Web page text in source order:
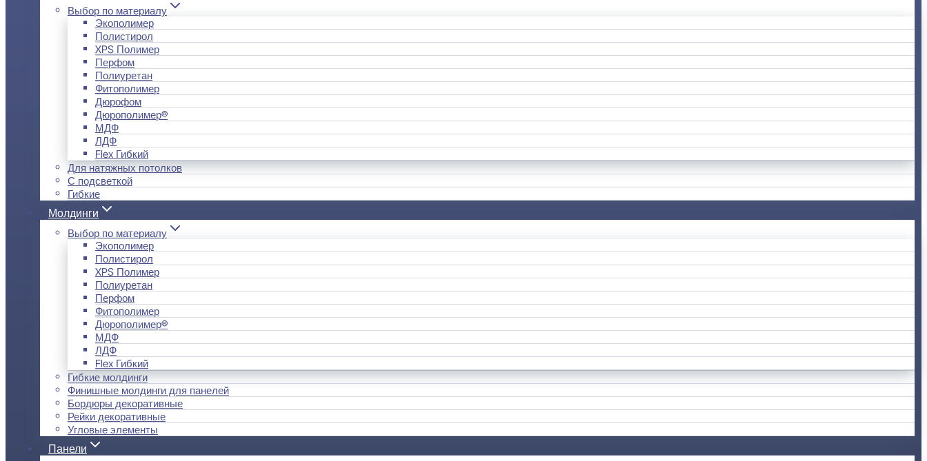
Выбор по материалу
Экополимер
Полистирол
XPS Полимер
Перфом
Полиуретан
Фитополимер
Дюрофом
Дюрополимер®
МДФ
ЛДФ
Flex Гибкий
Для натяжных потолков
С подсветкой
Гибкие
Молдинги
Выбор по материалу
Экополимер
Полистирол
XPS Полимер
Полиуретан
Перфом
Фитополимер
Дюрополимер®
МДФ
ЛДФ
Flex Гибкий
Гибкие молдинги
Финишные молдинги для панелей
Бордюры декоративные
Рейки декоративные
Угловые элементы
Панели